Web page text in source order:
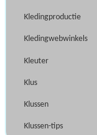
Kledingproductie
Kledingwebwinkels
Kleuter
Klus
Klussen
Klussen-tips